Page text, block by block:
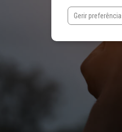
Gerir